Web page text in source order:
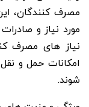
مصرف کنندگان،
مورد نیاز و
نیاز های مصرف
امکانات حمل و
شوند.